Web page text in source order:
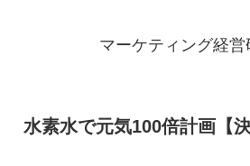
マーケティング経営
水素水で元気100倍計画【決